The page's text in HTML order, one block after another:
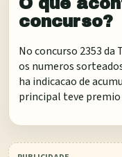
concurso?
No concurso 2353
os numeros
ha indicacao de
principal teve premio